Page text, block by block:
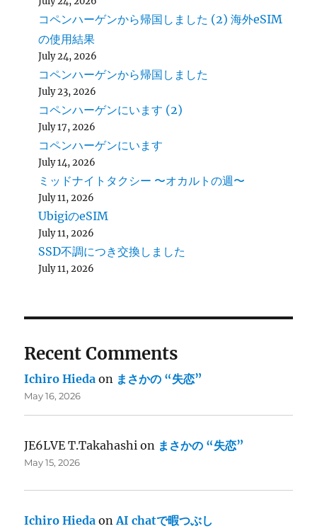
コペンハーゲンから帰国しました (2) 海外eSIM
の使用結果
July 24, 2026
コペンハーゲンから帰国しました
July 23, 2026
コペンハーゲンにいます (2)
July 17, 2026
コペンハーゲンにいます
July 14, 2026
ミッドナイトタクシー 〜オカルトの週〜
July 11, 2026
UbigiのeSIM
July 11, 2026
SSD不調につき交換しました
July 11, 2026
Recent Comments
Ichiro Hieda on まさかの “失恋”
May 16, 2026
JE6LVE T.Takahashi on まさかの “失恋”
May 15, 2026
Ichiro Hieda onAI chatで暇つぶし